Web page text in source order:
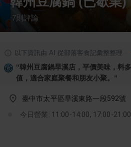
· 7則評論
以下資訊由 AI 從部落客食記彙整整理
“韓州豆腐鍋旱溪店，平價美味，料
值，適合家庭聚餐和朋友小聚。 ”
臺中市太平區旱溪東路一段592號
今日營業: 11:00-14:00, 17:00-21:00